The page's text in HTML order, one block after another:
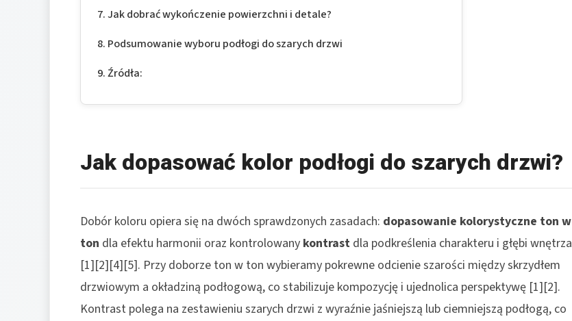
Jak dobrać wykończenie powierzchni i detale?
Podsumowanie wyboru podłogi do szarych drzwi
Źródła:
Jak dopasować kolor podłogi do szarych drzwi?
Dobór koloru opiera się na dwóch sprawdzonych zasadach: dopasowanie kolorystyczne ton w
ton dla efektu harmonii oraz kontrolowany kontrast dla podkreślenia charakteru i głębi wnętrza
[1][2][4][5]. Przy doborze ton w ton wybieramy pokrewne odcienie szarości między skrzydłem
drzwiowym a okładziną podłogową, co stabilizuje kompozycję i ujednolica perspektywę [1][2].
Kontrast polega na zestawieniu szarych drzwi z wyraźnie jaśniejszą lub ciemniejszą podłogą, co